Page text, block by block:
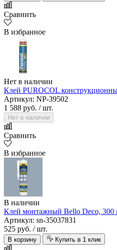
Сравнить
В избранное
Нет в наличии
Клей PUROCOL
Артикул: NP-39502
1 588 руб. / шт.
Нет в наличии
Сравнить
В избранное
В наличии
Клей монтажный Bello Deco, 300
Артикул: sn-35037831
525 руб. / шт.
В корзину Купить в 1 клик